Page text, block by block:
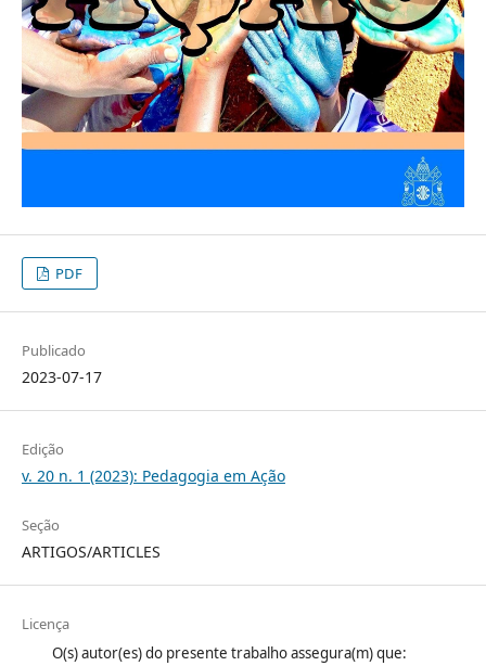
PDF
Publicado
2023-07-17
Edição
v. 20 n. 1 (2023): Pedagogia em Ação
Seção
ARTIGOS/ARTICLES
Licença
O(s) autor(es) do presente trabalho assegura(m) que: